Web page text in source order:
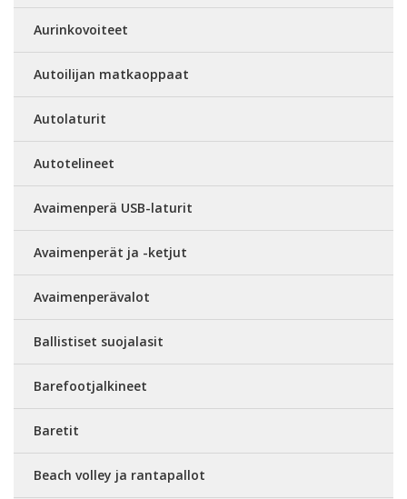
Aurinkovoiteet
Autoilijan matkaoppaat
Autolaturit
Autotelineet
Avaimenperä USB-laturit
Avaimenperät ja -ketjut
Avaimenperävalot
Ballistiset suojalasit
Barefootjalkineet
Baretit
Beach volley ja rantapallot